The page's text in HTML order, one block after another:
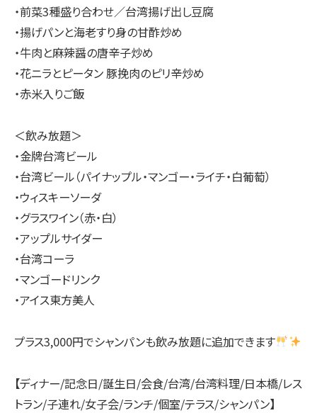
・前菜3種盛り合わせ／台湾揚げ出し豆腐
・揚げパンと海老すり身の甘酢炒め
・牛肉と麻辣醤の唐辛子炒め
・花ニラとピータン 豚挽肉のピリ辛炒め
・赤米入りご飯
＜飲み放題＞
・金牌台湾ビール
・台湾ビール（パイナップル・マンゴー・ライチ・白葡萄）
・ウィスキーソーダ
・グラスワイン（赤・白）
・アップルサイダー
・台湾コーラ
・マンゴードリンク
・アイス東方美人
プラス3,000円でシャンパンも飲み放題に追加できます
【ディナー/記念日/誕生日/会食/台湾/台湾料理/日本橋/レス
トラン/子連れ/女子会/ランチ/個室/テラス/シャンパン】